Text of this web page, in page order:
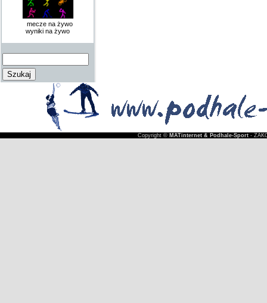
mecze na żywo
wyniki na żywo
Copyright © MATinternet & Podhale-Sport-